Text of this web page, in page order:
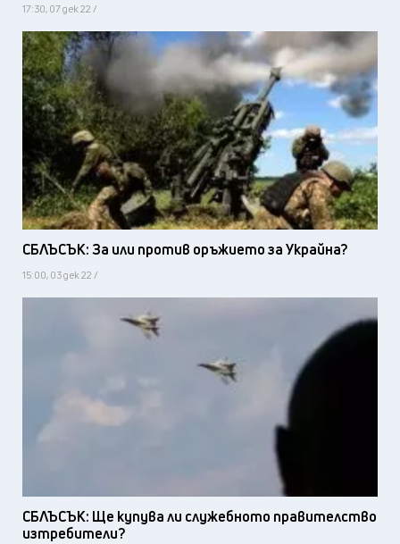
17:30, 07 дек 22 /
СБЛЪСЪК: За или против оръжието за Украйна?
15:00, 03 дек 22 /
СБЛЪСЪК: Ще купува ли служебното правителство
изтребители?